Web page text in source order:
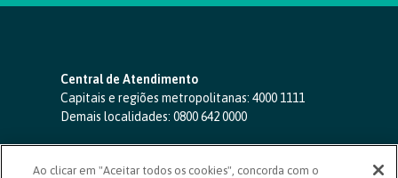
Central de Atendimento
Capitais e regiões metropolitanas: 4000 1111
Demais localidades: 0800 642 0000
SAC 24 horas-0800 724 4420
Ao clicar em "Aceitar todos os cookies", concorda com o